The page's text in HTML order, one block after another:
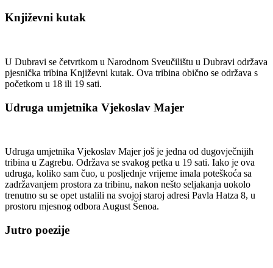
Književni kutak
U Dubravi se četvrtkom u Narodnom Sveučilištu u Dubravi održava
pjesnička tribina Književni kutak. Ova tribina obično se održava s
početkom u 18 ili 19 sati.
Udruga umjetnika Vjekoslav Majer
Udruga umjetnika Vjekoslav Majer još je jedna od dugovječnijih
tribina u Zagrebu. Održava se svakog petka u 19 sati. Iako je ova
udruga, koliko sam čuo, u posljednje vrijeme imala poteškoća sa
zadržavanjem prostora za tribinu, nakon nešto seljakanja uokolo
trenutno su se opet ustalili na svojoj staroj adresi Pavla Hatza 8, u
prostoru mjesnog odbora August Šenoa.
Jutro poezije